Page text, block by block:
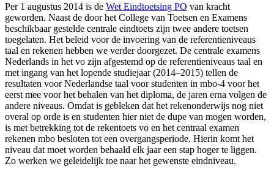
Per 1 augustus 2014 is de Wet Eindtoetsing PO van kracht
geworden. Naast de door het College van Toetsen en Examens
beschikbaar gestelde centrale eindtoets zijn twee andere toetsen
toegelaten. Het beleid voor de invoering van de referentieniveaus
taal en rekenen hebben we verder doorgezet. De centrale examens
Nederlands in het vo zijn afgestemd op de referentieniveaus taal en
met ingang van het lopende studiejaar (2014–2015) tellen de
resultaten voor Nederlandse taal voor studenten in mbo-4 voor het
eerst mee voor het behalen van het diploma, de jaren erna volgen de
andere niveaus. Omdat is gebleken dat het rekenonderwijs nog niet
overal op orde is en studenten hier niet de dupe van mogen worden,
is met betrekking tot de rekentoets vo en het centraal examen
rekenen mbo besloten tot een overgangsperiode. Hierin komt het
niveau dat moet worden behaald elk jaar een stap hoger te liggen.
Zo werken we geleidelijk toe naar het gewenste eindniveau.